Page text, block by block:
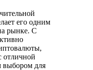
его одним
рынке. С
отличной
выбором для